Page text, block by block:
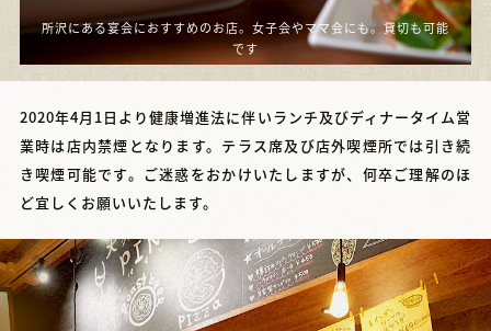
所沢にある宴会におすすめのお店。女子会やママ会にも。貸切も可能
です
2020年4月1日より健康増進法に伴いランチ及びディナータイム営
業時は店内禁煙となります。テラス席及び店外喫煙所では引き続
き喫煙可能です。ご迷惑をおかけいたしますが、何卒ご理解のほ
ど宜しくお願いいたします。